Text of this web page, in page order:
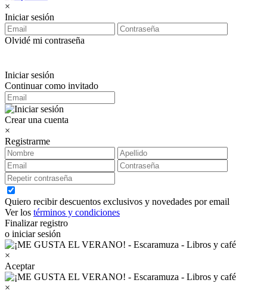
×
Iniciar sesión
Olvidé mi contraseña
Iniciar sesión
Continuar como invitado
Crear una cuenta
×
Registrarme
Quiero recibir descuentos exclusivos y novedades por email
Ver los términos y condiciones
Finalizar registro
o iniciar sesión
×
Aceptar
×